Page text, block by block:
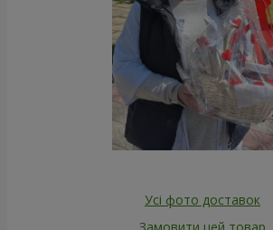
Усі фото доставок